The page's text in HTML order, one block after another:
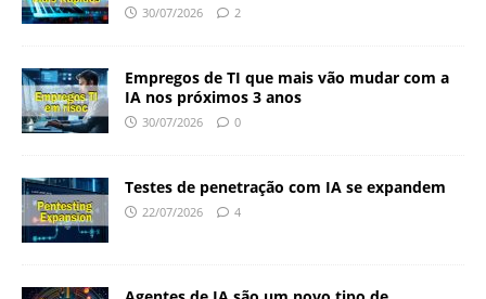
30/07/2026 2
Empregos de TI que mais vão mudar com a
IA nos próximos 3 anos
30/07/2026 0
Testes de penetração com IA se expandem
22/07/2026 4